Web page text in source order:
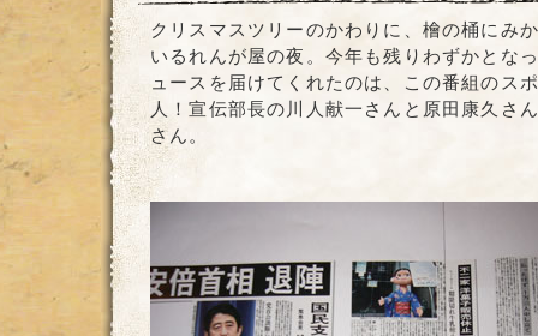
クリスマスツリーのかわりに、檜の桶にみ
いるれんが屋の夜。今年も残りわずかとな
ュースを届けてくれたのは、この番組のス
人！宣伝部長の川人献一さんと原田康久さ
さん。